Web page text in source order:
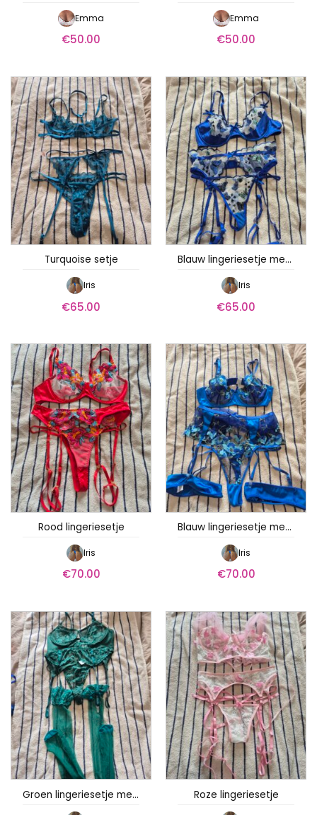
Emma
€50.00
Emma
€50.00
Turquoise setje
Iris
€65.00
Blauw lingeriesetje met vlinders
Iris
€65.00
Rood lingeriesetje
Iris
€70.00
Blauw lingeriesetje met bloemen
Iris
€70.00
Groen lingeriesetje met panty Roze lingeriesetje